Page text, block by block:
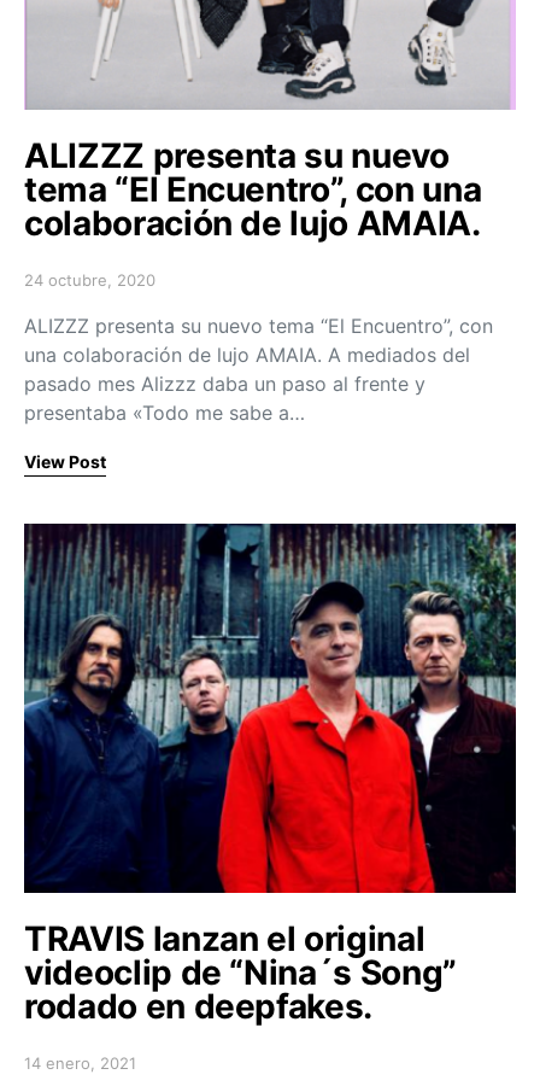
ALIZZZ presenta su nuevo
tema “El Encuentro”, con una
colaboración de lujo AMAIA.
Posted on
24 octubre, 2020
ALIZZZ presenta su nuevo tema “El Encuentro”, con
una colaboración de lujo AMAIA. A mediados del
pasado mes Alizzz daba un paso al frente y
presentaba «Todo me sabe a…
View Post
TRAVIS lanzan el original
videoclip de “Nina´s Song”
rodado en deepfakes.
Posted on
14 enero, 2021